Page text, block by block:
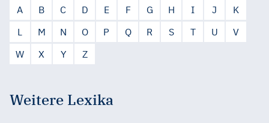
A B C D E F G H I J
K
L
M N O P Q R S T U
V
W
X Y Z
Weitere Lexika